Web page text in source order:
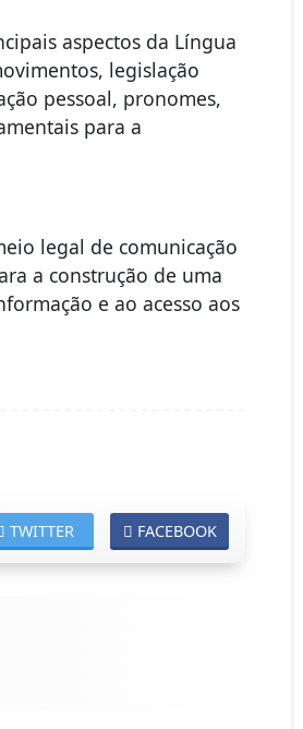
aspectos da Língua
legislação
pessoal, pronomes,
para a
legal de comunicação
a construção de uma
e ao acesso aos
FACEBOOK
TWITTER